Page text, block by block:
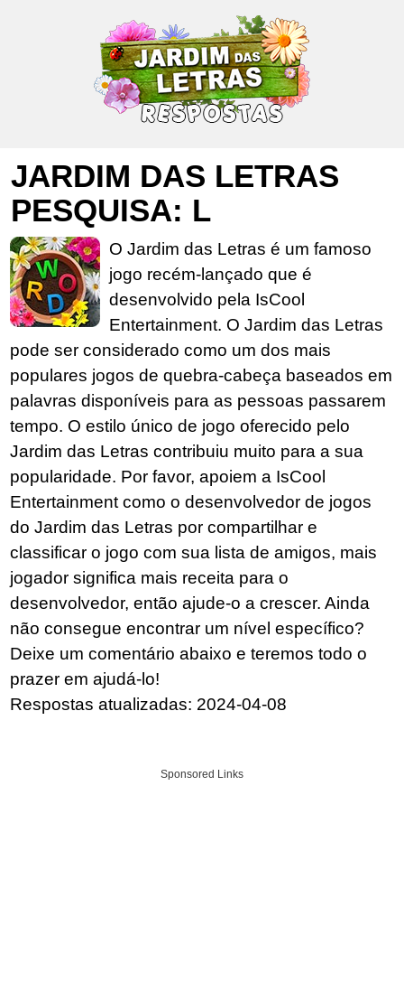
JARDIM DAS LETRAS
PESQUISA: L
O Jardim das Letras é um famoso
jogo recém-lançado que é
desenvolvido pela IsCool
Entertainment. O Jardim das Letras
pode ser considerado como um dos mais
populares jogos de quebra-cabeça baseados em
palavras disponíveis para as pessoas passarem
tempo. O estilo único de jogo oferecido pelo
Jardim das Letras contribuiu muito para a sua
popularidade. Por favor, apoiem a IsCool
Entertainment como o desenvolvedor de jogos
do Jardim das Letras por compartilhar e
classificar o jogo com sua lista de amigos, mais
jogador significa mais receita para o
desenvolvedor, então ajude-o a crescer. Ainda
não consegue encontrar um nível específico?
Deixe um comentário abaixo e teremos todo o
prazer em ajudá-lo!
Respostas atualizadas: 2024-04-08
Sponsored Links